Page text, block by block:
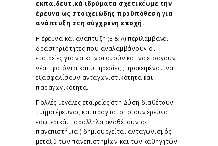
εκπαιδευτικά ιδρύματα σχετικάωμε την
έρευνα ως στοιχειώδης προϋπόθεση για
ανάπτυξη στη σύγχρονη εποχή.
Η έρευνα και ανάπτυξη (Ε & Α) περιλαμβάνει
δραστηριότητες που αναλαμβάνουν οι
εταιρείες για να καινοτομούν και να εισάγουν
νέα προϊόντα και υπηρεσίες , προκειμένου να
εξασφαλίσουν ανταγωνιστικότητα και
παραγωγικότητα.
Πολλές μεγάλες εταιρείες στη Δύση διαθέτουν
τμήμα έρευνας και πραγματοποιούν έρευνα
εσωτερικά. Παράλληλα αναθέτουν σε
πανεπιστήμια ( δημιουργείται ανταγωνισμός
μεταξύ των πανεπιστημίων και των καθηγητών